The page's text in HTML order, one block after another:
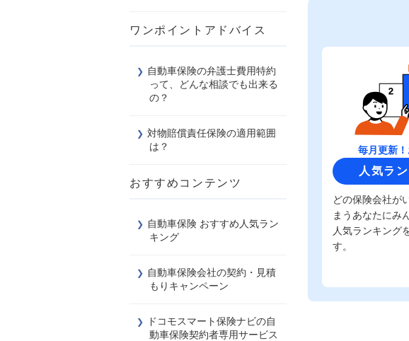
ワンポイントアドバイス
自動車保険の弁護士費用特約
って、どんな相談でも出来る
の？
対物賠償責任保険の適用範囲
は？
おすすめコンテンツ
自動車保険 おすすめ人気ラン
キング
自動車保険会社の契約・見積
もりキャンペーン
ドコモスマート保険ナビの自
動車保険契約者専用サービス
毎月更新
人気ラ
どの保険会社が
まうあなたにみ
人気ランキング
す。